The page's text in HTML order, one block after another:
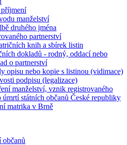
příjmení
manželství
druhého jména
partnerství
knih a sbírek listin
dokladů - rodný, oddací nebo
o partnerství
opisu nebo kopie s listinou (vidimace)
podpisu (legalizace)
manželství, vznik registrovaného
úmrtí státních občanů České republiky
matrika v Brně
občanů